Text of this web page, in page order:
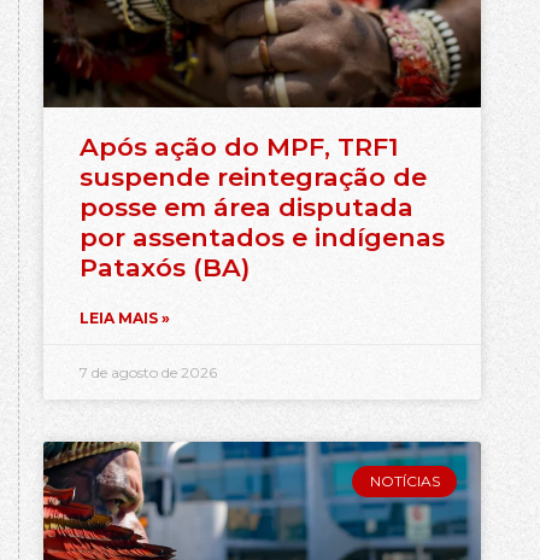
Após ação do MPF, TRF1
suspende reintegração de
posse em área disputada
por assentados e indígenas
Pataxós (BA)
LEIA MAIS »
7 de agosto de 2026
NOTÍCIAS